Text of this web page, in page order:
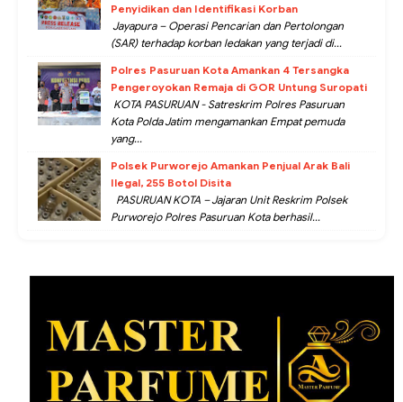
Penyidikan dan Identifikasi Korban
Jayapura – Operasi Pencarian dan Pertolongan
(SAR) terhadap korban ledakan yang terjadi di...
Polres Pasuruan Kota Amankan 4 Tersangka
Pengeroyokan Remaja di GOR Untung Suropati
KOTA PASURUAN - Satreskrim Polres Pasuruan
Kota Polda Jatim mengamankan Empat pemuda
yang...
Polsek Purworejo Amankan Penjual Arak Bali
Ilegal, 255 Botol Disita
PASURUAN KOTA – Jajaran Unit Reskrim Polsek
Purworejo Polres Pasuruan Kota berhasil...